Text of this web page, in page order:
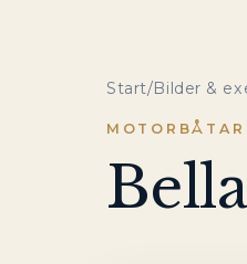
Start/Bilder &
MOTORBÅTAR